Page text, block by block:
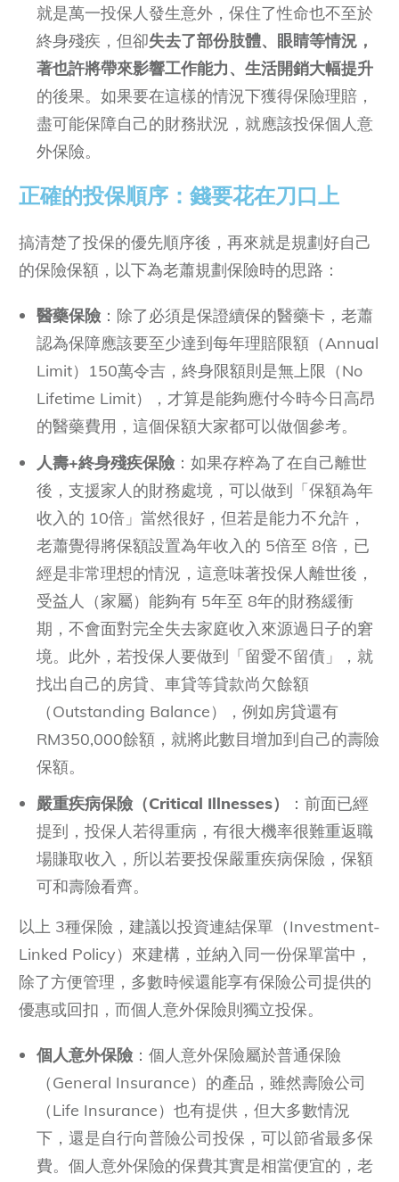
就是萬一投保人發生意外，保住了性命也不至於
終身殘疾，但卻失去了部份肢體、眼睛等情況，
著也許將帶來影響工作能力、生活開銷大幅提升
的後果。如果要在這樣的情況下獲得保險理賠，
盡可能保障自己的財務狀況，就應該投保個人意
外保險。
正確的投保順序：錢要花在刀口上
搞清楚了投保的優先順序後，再來就是規劃好自己
的保險保額，以下為老蕭規劃保險時的思路：
醫藥保險 ：除了必須是保證續保的醫藥卡，老蕭
認為保障應該要至少達到每年理賠限額（Annual
Limit）150萬令吉，終身限額則是無上限（No
Lifetime Limit），才算是能夠應付今時今日高昂
的醫藥費用，這個保額大家都可以做個參考。
人壽+終身殘疾保險 ：如果存粹為了在自己離世
後，支援家人的財務處境，可以做到「保額為年
收入的 10倍」當然很好，但若是能力不允許，
老蕭覺得將保額設置為年收入的 5倍至 8倍，已
經是非常理想的情況，這意味著投保人離世後，
受益人（家屬）能夠有 5年至 8年的財務緩衝
期，不會面對完全失去家庭收入來源過日子的窘
境。此外，若投保人要做到「留愛不留債」，就
找出自己的房貸、車貸等貸款尚欠餘額
（Outstanding Balance），例如房貸還有
RM350,000餘額，就將此數目增加到自己的壽險
保額。
嚴重疾病保險（Critical Illnesses）
：前面已經
提到，投保人若得重病，有很大機率很難重返職
場賺取收入，所以若要投保嚴重疾病保險，保額
可和壽險看齊。
以上 3種保險，建議以投資連結保單（Investment-
Linked Policy）來建構，並納入同一份保單當中，
除了方便管理，多數時候還能享有保險公司提供的
優惠或回扣，而個人意外保險則獨立投保。
個人意外保險 ：個人意外保險屬於普通保險
（General Insurance）的產品，雖然壽險公司
（Life Insurance）也有提供，但大多數情況
下，還是自行向普險公司投保，可以節省最多保
費。個人意外保險的保費其實是相當便宜的，老